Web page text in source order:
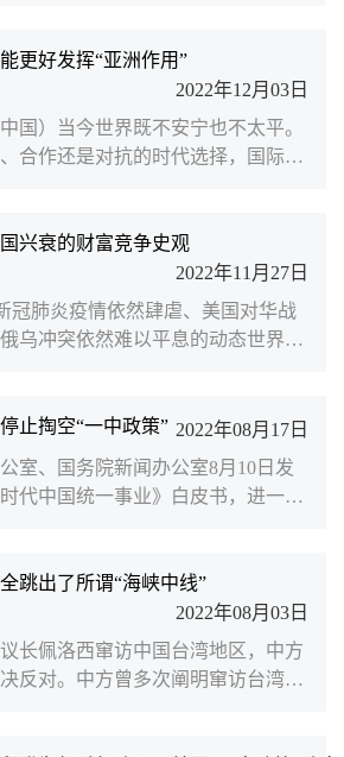
要，还是合作更重要？尤其是随着
系的合作性不断成长，全球化时代大
始远离所谓的大国对抗。但如今，
系最本质特征的“大国对抗”又在重
更好发挥“亚洲作用”
2022年12月03日
国）当今世界既不安宁也不太平。
合作还是对抗的时代选择，国际社
经合组织（APEC）领导人非正式
会议，让世界聚焦“亚洲时刻”。最
会及东亚合作领导人系列会议、二
会以及亚太经合组织（APEC）领
兴衰的财富竞争史观
2022年11月27日
冠肺炎疫情依然肆虐、美国对华战
乌冲突依然难以平息的动态世界格
角。全书从政治学、经济学和金融
回顾了人类近代历史上的几个主要
家间绵绵不息的权力、利益和财富
不断使用的各种教条和原则。在这
止掏空“一中政策” 2022年08月17日
室、国务院新闻办公室8月10日发
代中国统一事业》白皮书，进一步
政府在新时代推进实现祖国统一的
大学国际关系学院执行院长、北京大
基地学术委员朱锋于8月5日在《环
湾问题再度陷入危机的根本原因是
跳出了所谓“海峡中线”
2022年08月03日
长佩洛西窜访中国台湾地区，中方
反对。中方曾多次阐明窜访台湾的